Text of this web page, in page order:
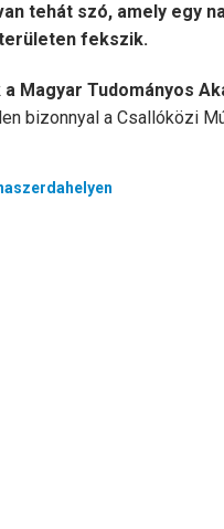
tehát szó, amely egy
fekszik.
Magyar Tudományos
bizonnyal a Csallóközi